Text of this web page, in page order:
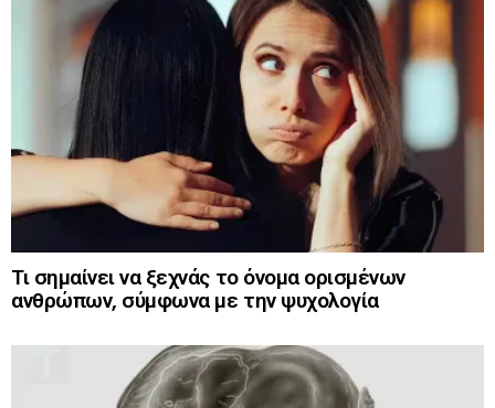
Τι σημαίνει να ξεχνάς το όνομα ορισμένων
ανθρώπων, σύμφωνα με την ψυχολογία